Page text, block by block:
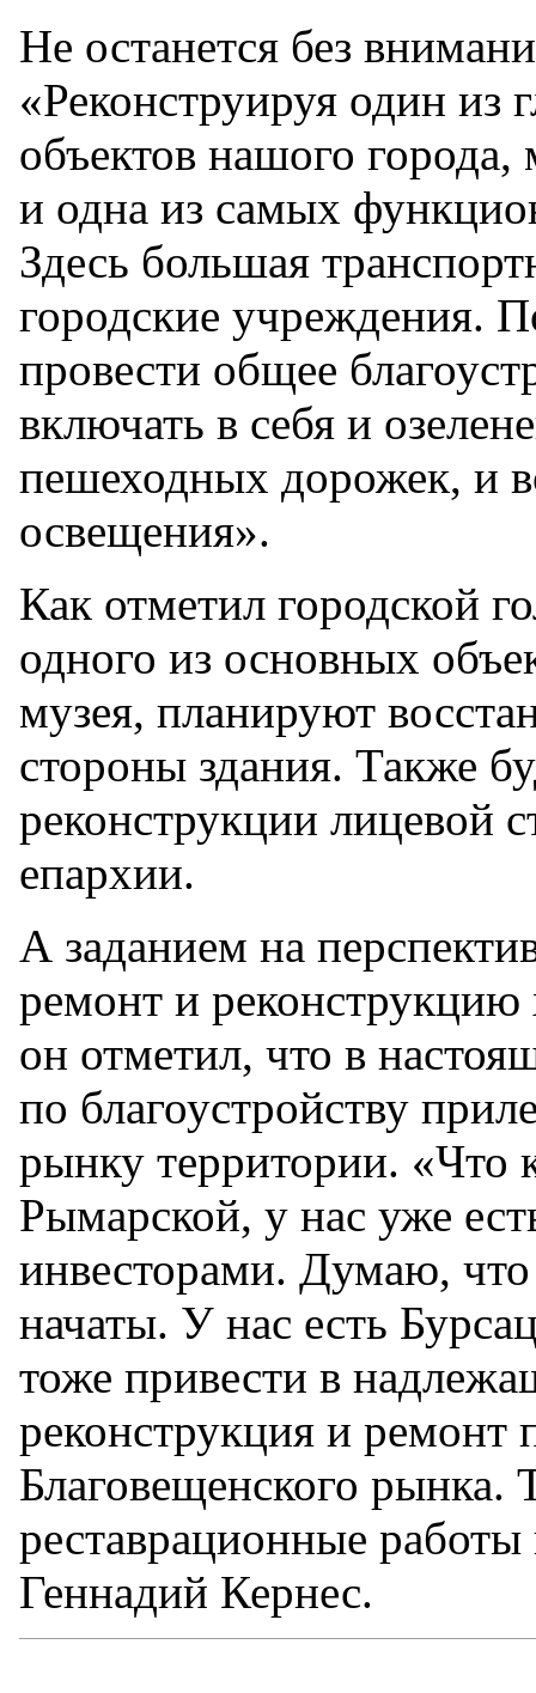
Не останется без
«Реконструируя один из
объектов нашого
и одна из самых
Здесь большая
городские учреждения.
провести общее
включать в себя и
пешеходных дорожек, и
освещения».
Как отметил городской
одного из основных
музея, планируют
стороны здания. Также
реконструкции лицевой
епархии.
А заданием на
ремонт и
он отметил, что в
по благоустройству
рынку территории. «Что
Рымарской, у нас уже
инвесторами. Думаю,
начаты. У нас есть
тоже привести в
реконструкция и ремонт
Благовещенского рынка.
реставрационные
Геннадий Кернес.